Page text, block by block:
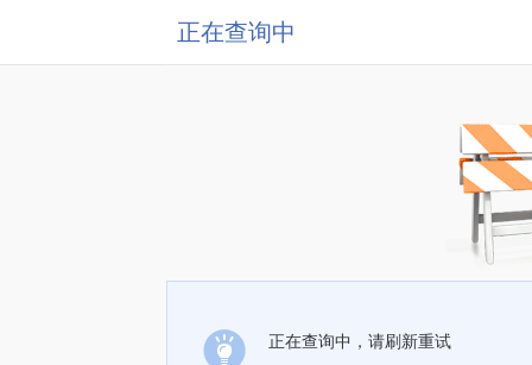
正在查询中
正在查询中，请刷新重试